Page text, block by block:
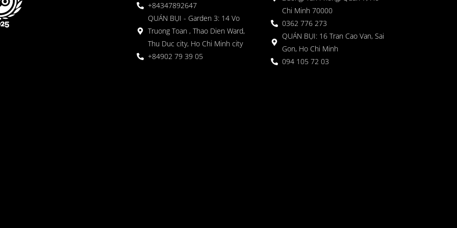
+84347892647
QUÁN BỤI - Garden 3: 14 Vo
Truong Toan , Thao Dien Ward,
Thu Duc city, Ho Chi Minh city
+84902 79 39 05
Chi Minh 70000
0362 776 273
QUÁN BỤI: 16 Tran Cao Van, Sai
Gon, Ho Chi Minh
094 105 72 03